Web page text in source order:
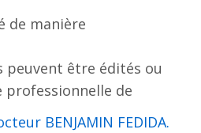
de manière
peuvent être édités ou
professionnelle de
.Clinique Docteur BENJAMIN FEDIDA